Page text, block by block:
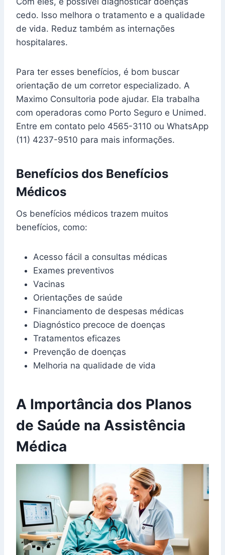
cedo. Isso melhora o tratamento e a qualidade
de vida. Reduz também as internações
hospitalares.
Para ter esses benefícios, é bom buscar
orientação de um corretor especializado. A
Maximo Consultoria pode ajudar. Ela trabalha
com operadoras como Porto Seguro e Unimed.
Entre em contato pelo 4565-3110 ou WhatsApp
(11) 4237-9510 para mais informações.
Benefícios dos Benefícios
Médicos
Os benefícios médicos trazem muitos
benefícios, como:
Acesso fácil a consultas médicas
Exames preventivos
Vacinas
Orientações de saúde
Financiamento de despesas médicas
Diagnóstico precoce de doenças
Tratamentos eficazes
Prevenção de doenças
Melhoria na qualidade de vida
A Importância dos Planos
de Saúde na Assistência
Médica